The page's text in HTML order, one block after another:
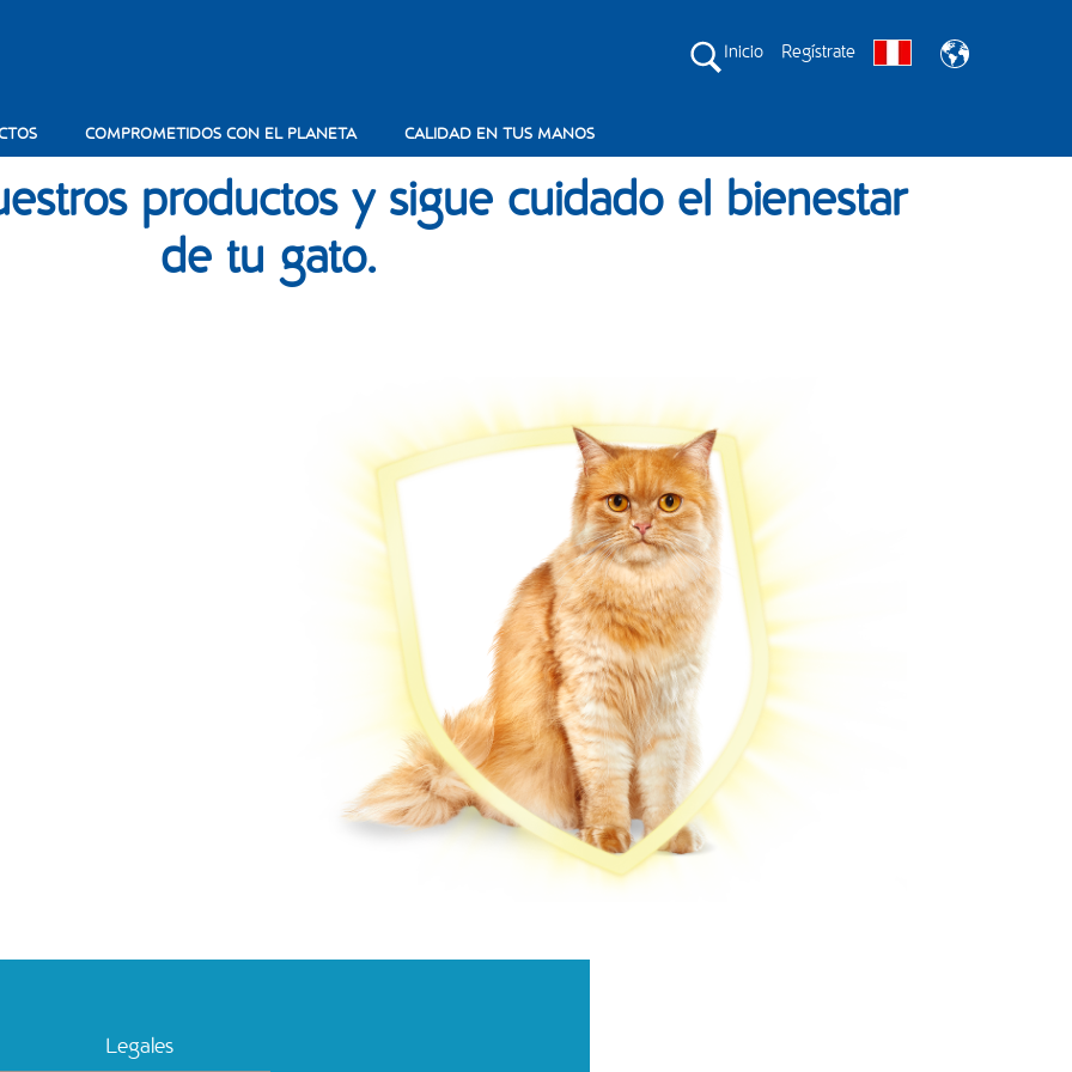
Inicio Regístrate
COMPROMETIDOS CON EL PLANETA CALIDAD EN TUS MANOS
productos y sigue cuidado el bienestar
de tu gato.
Legales